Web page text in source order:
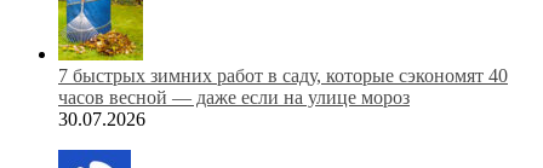
7 быстрых зимних работ в саду, которые сэкономят 40
часов весной — даже если на улице мороз
30.07.2026